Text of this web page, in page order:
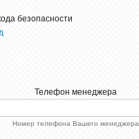
Телефон менеджера
Номер телефона Вашего менеджера